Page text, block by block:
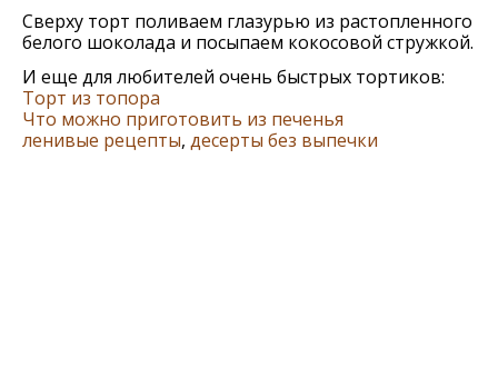
Сверху торт поливаем глазурью из растопленного
белого шоколада и посыпаем кокосовой стружкой.
И еще для любителей очень быстрых тортиков:
Торт из топора
Что можно приготовить из печенья
ленивые рецепты, десерты без выпечки